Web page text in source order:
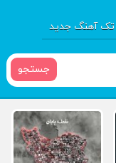
تک آهنگ جدید
جستجو